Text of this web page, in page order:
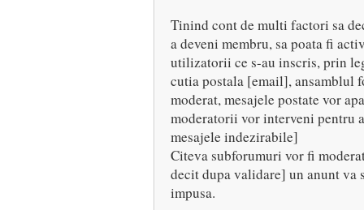
Tinind cont de multi factori sa
a deveni membru, sa poata fi
utilizatorii ce s-au inscris, prin
cutia postala [email], ansamblul
moderat, mesajele postate vor
moderatorii vor interveni pentru
mesajele indezirabile]
Citeva subforumuri vor fi
decit dupa validare] un anunt va
impusa.